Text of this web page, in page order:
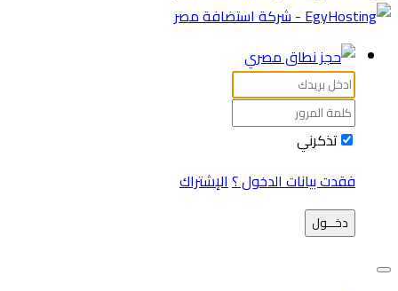
تذكرني
فقدت بيانات الدخول ؟الإشتراك
دخـــول